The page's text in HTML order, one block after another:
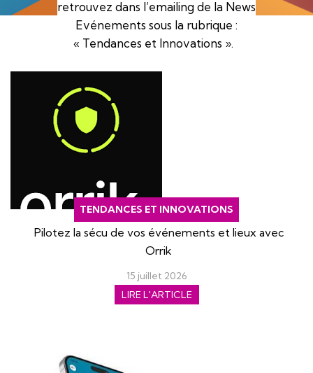
retrouvez dans l’emailing de la News
Evénements sous la rubrique :
« Tendances et Innovations ».
TENDANCES ET INNOVATIONS
Pilotez la sécu de vos événements et lieux avec
Orrik
15 juillet 2026
LIRE L'ARTICLE